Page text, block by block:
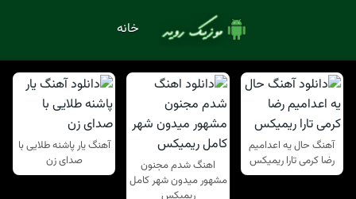
خانه
آهنگ حال یه اعدامیم
رضا کرمی تارا ریمیکس
اهنگ شدم مجنون
مشهور میدون شهر کامل
ریمیکس
آهنگ یار پاشنه طلایی با
صدای زن